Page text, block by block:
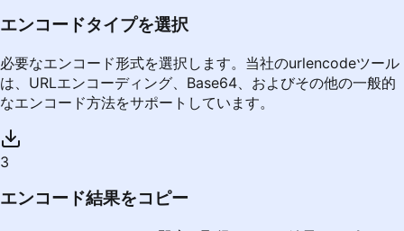
エンコードタイプを選択
必要なエンコード形式を選択します。当社のurlencodeツール
は、URLエンコーディング、Base64、およびその他の一般的
なエンコード方法をサポートしています。
3
エンコード結果をコピー